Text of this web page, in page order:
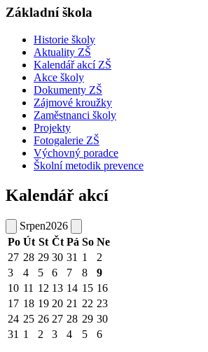
Základní škola
Historie školy
Aktuality ZŠ
Kalendář akcí ZŠ
Akce školy
Dokumenty ZŠ
Zájmové kroužky
Zaměstnanci školy
Projekty
Fotogalerie ZŠ
Výchovný poradce
Školní metodik prevence
Kalendář akcí
Srpen2026
Po Út St Čt Pá So Ne
27 28 29 30 31 1
2
3
4 5 6 7 8
9
10 11 12 13 14 15 16
17 18 19 20 21 22 23
24 25 26 27 28 29 30
31 1 2 3 4 5 6